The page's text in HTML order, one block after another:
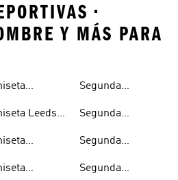
•
Y MÁS PARA
Leeds
Segunda
Arsenal
Segunda
Juventus
Segunda
Manchester
Segunda